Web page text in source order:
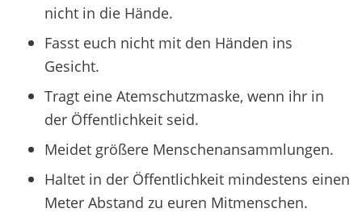
nicht in die Hände.
Fasst euch nicht mit den Händen ins
Gesicht.
Tragt eine Atemschutzmaske, wenn ihr in
der Öffentlichkeit seid.
Meidet größere Menschenansammlungen.
Haltet in der Öffentlichkeit mindestens einen
Meter Abstand zu euren Mitmenschen.